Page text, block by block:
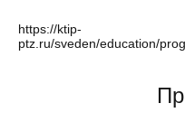
https://ktip-
ptz.ru/sveden/education/